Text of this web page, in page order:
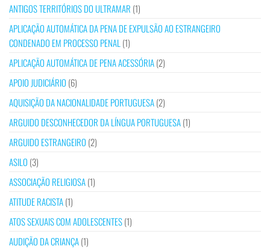
ANTIGOS TERRITÓRIOS DO ULTRAMAR (1)
APLICAÇÃO AUTOMÁTICA DA PENA DE EXPULSÃO AO ESTRANGEIRO
CONDENADO EM PROCESSO PENAL (1)
APLICAÇÃO AUTOMÁTICA DE PENA ACESSÓRIA(2)
APOIO JUDICIÁRIO (6)
AQUISIÇÃO DA NACIONALIDADE PORTUGUESA(2)
ARGUIDO DESCONHECEDOR DA LÍNGUA PORTUGUESA(1)
ARGUIDO ESTRANGEIRO (2)
ASILO (3)
ASSOCIAÇÃO RELIGIOSA(1)
ATITUDE RACISTA(1)
ATOS SEXUAIS COM ADOLESCENTES(1)
AUDIÇÃO DA CRIANÇA(1)